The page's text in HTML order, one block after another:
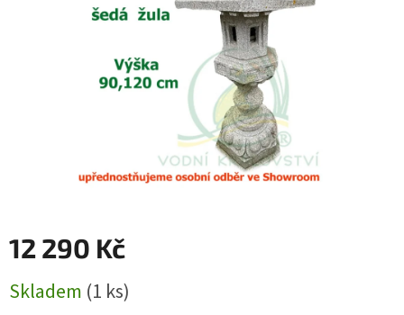
12 290 Kč
cena:
Skladem (1 ks)